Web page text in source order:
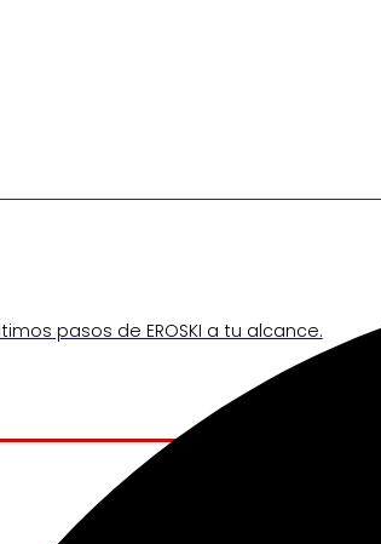
pasos de EROSKI a tu alcance.